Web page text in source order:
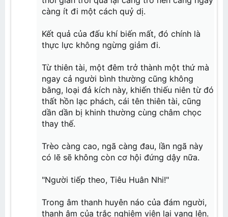
càng ít đi một cách quỷ dị.
Kết quả của đấu khí biến mất, đó chính là
thực lực không ngừng giảm đi.
Từ thiên tài, một đêm trở thành một thứ mà
ngay cả người bình thường cũng không
bằng, loại đả kích này, khiến thiếu niên từ đó
thất hồn lạc phách, cái tên thiên tài, cũng
dần dần bị khinh thường cùng châm chọc
thay thế.
Trèo càng cao, ngã càng đau, lần ngã này
có lẽ sẽ không còn cơ hội đứng dậy nữa.
"Người tiếp theo, Tiêu Huân Nhi!"
Trong âm thanh huyên náo của đám người,
thanh âm của trắc nghiệm viên lại vang lên.